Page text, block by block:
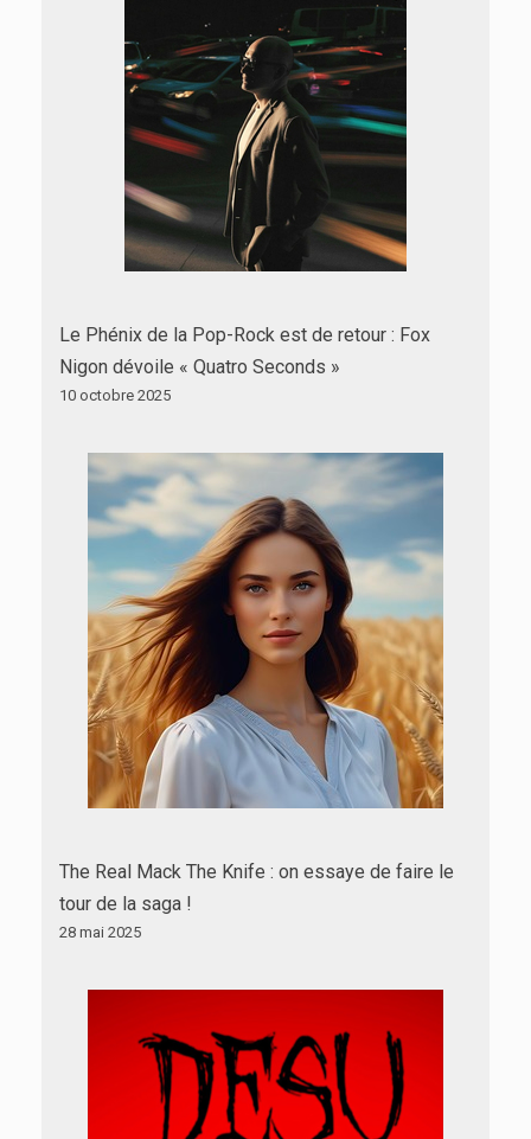
Le Phénix de la Pop-Rock est de retour : Fox
Nigon dévoile « Quatro Seconds »
10 octobre 2025
The Real Mack The Knife : on essaye de faire le
tour de la saga !
28 mai 2025